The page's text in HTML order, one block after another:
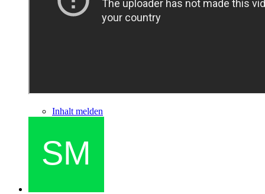
Inhalt melden